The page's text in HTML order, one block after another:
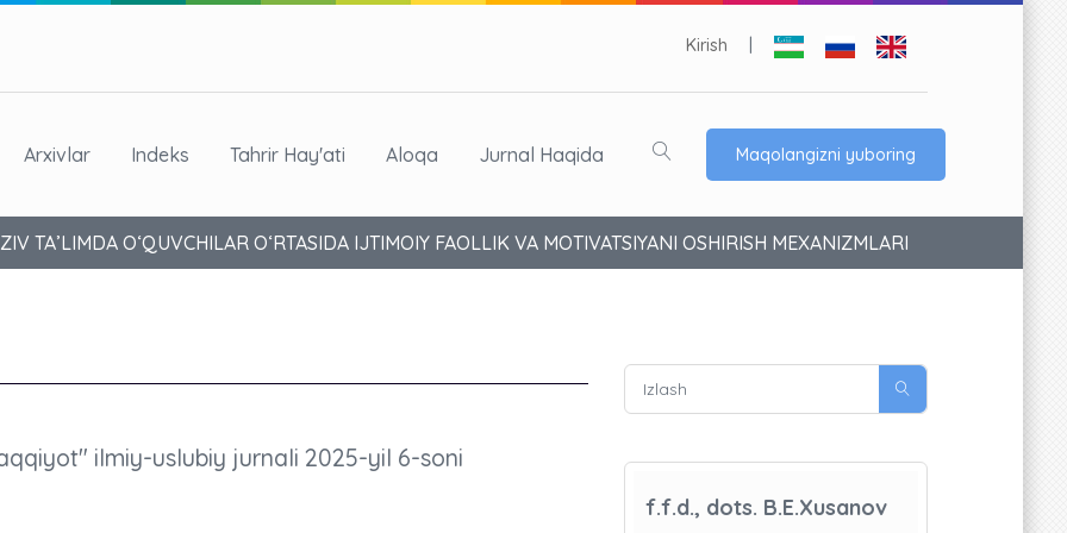
Kirish
Arxivlar Indeks Tahrir Hay'ati Aloqa Jurnal Haqida Maqolangizni yuboring
TA’LIMDA O‘QUVCHILAR O‘RTASIDA IJTIMOIY FAOLLIK VA MOTIVATSIYANI OSHIRISH MEXANIZMLARI
ilmiy-uslubiy jurnali 2025-yil 6-soni
f.f.d., dots. B.E.Xusanov